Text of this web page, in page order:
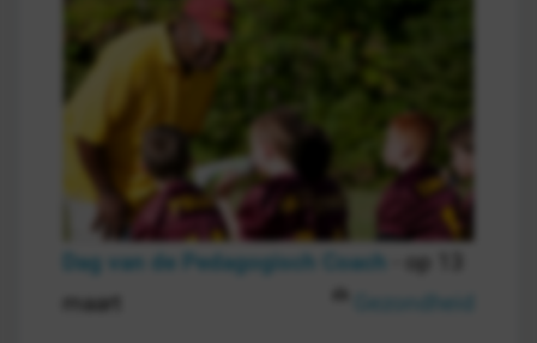
Dag van de Pedagogisch Coach
- op 13
maart